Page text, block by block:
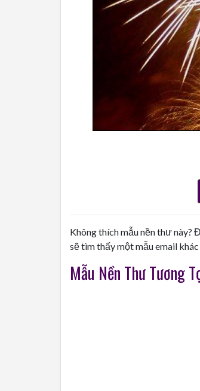
Không thích mẫu nền thư này?
sẽ tìm thấy một mẫu email khác
Mẫu Nền Thư Tương